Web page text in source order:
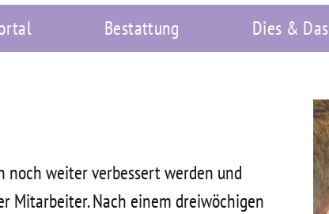
Bestattung Dies & Das
weiter verbessert werden und
Mitarbeiter. Nach einem dreiwöchigen